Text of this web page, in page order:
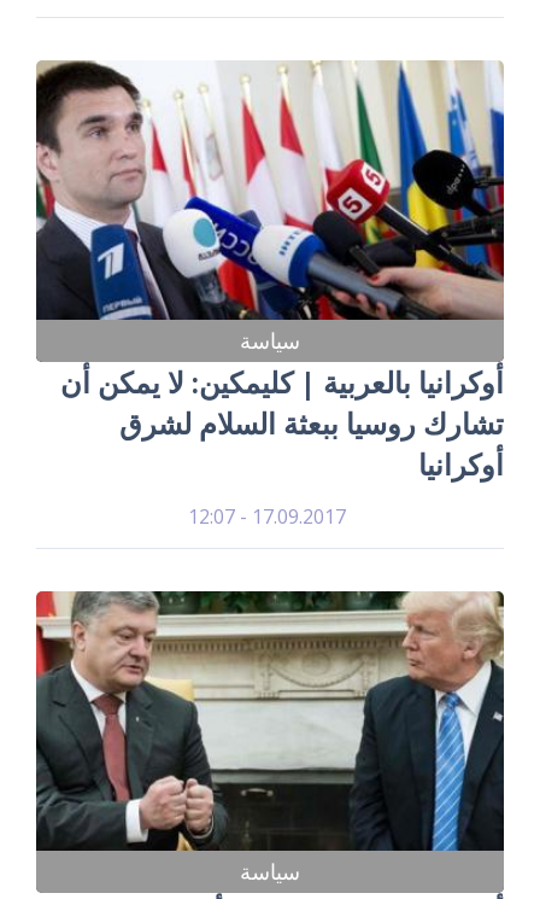
سياسة
أوكرانيا بالعربية | كليمكين: لا يمكن أن
تشارك روسيا ببعثة السلام لشرق
أوكرانيا
17.09.2017 - 12:07
سياسة